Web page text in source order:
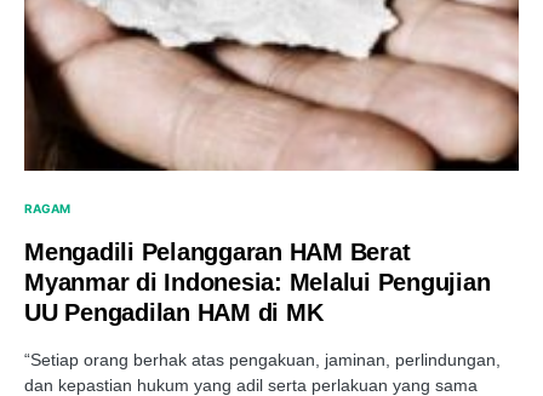
RAGAM
Mengadili Pelanggaran HAM Berat
Myanmar di Indonesia: Melalui Pengujian
UU Pengadilan HAM di MK
“Setiap orang berhak atas pengakuan, jaminan, perlindungan,
dan kepastian hukum yang adil serta perlakuan yang sama